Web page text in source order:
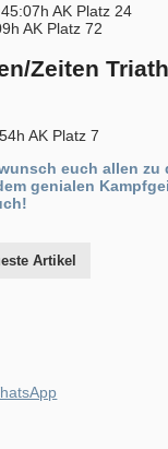
AK Platz 24
AK Platz 72
Zeiten
AK Platz 7
euch allen zu
genialen
Artikel